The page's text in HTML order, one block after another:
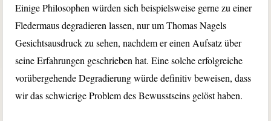
Einige Philosophen würden sich beispielsweise gerne zu einer
Fledermaus degradieren lassen, nur um Thomas Nagels
Gesichtsausdruck zu sehen, nachdem er einen Aufsatz über
seine Erfahrungen geschrieben hat. Eine solche erfolgreiche
vorübergehende Degradierung würde definitiv beweisen, dass
wir das schwierige Problem des Bewusstseins gelöst haben.